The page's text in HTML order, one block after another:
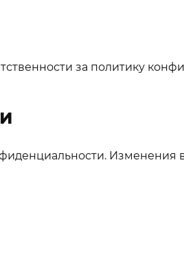
за политику
Изменения